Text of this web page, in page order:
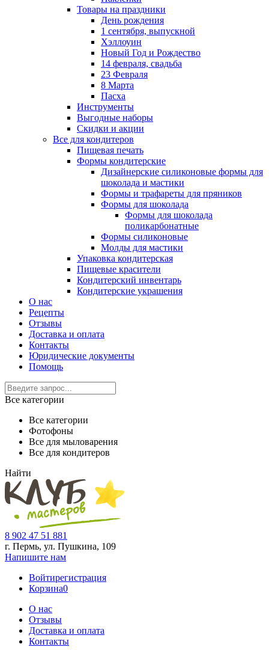
Товары на праздники
День рождения
1 сентября, выпускной
Хэллоуин
Новый Год и Рождество
14 февраля, свадьба
23 Февраля
8 Марта
Пасха
Инструменты
Выгодные наборы
Скидки и акции
Все для кондитеров
Пищевая печать
Формы кондитерские
Дизайнерские силиконовые формы для
шоколада и мастики
Формы и трафареты для пряников
Формы для шоколада
Формы для шоколада
поликарбонатные
Формы силиконовые
Молды для мастики
Упаковка кондитерская
Пищевые красители
Кондитерский инвентарь
Кондитерские украшения
О нас
Рецепты
Отзывы
Доставка и оплата
Контакты
Юридические документы
Помощь
Все категории
Все категории
Фотофоны
Все для мыловарения
Все для кондитеров
Найти
8 902 47 51 881
г. Пермь, ул. Пушкина, 109
Напишите нам
Войтирегистрация
Корзина0
О нас
Отзывы
Доставка и оплата
Контакты